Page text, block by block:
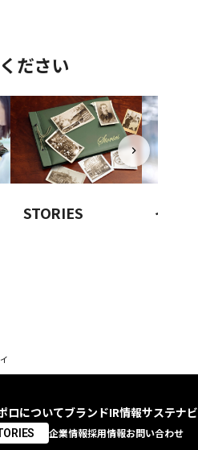
ださい
STORIES イノ
ロについてブランドIR情報サステナ
企業情報採用情報お問い合わせ